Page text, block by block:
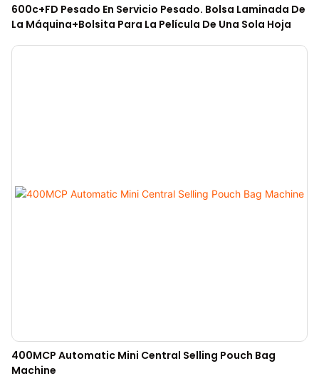
600c+FD Pesado En Servicio Pesado. Bolsa Laminada De
La Máquina+bolsita Para La Película De Una Sola Hoja
400MCP Automatic Mini Central Selling Pouch Bag
Machine